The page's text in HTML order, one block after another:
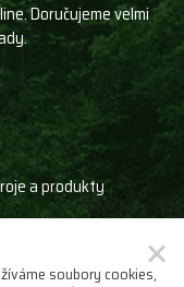
Doručujeme velmi
a produkty
soubory cookies,